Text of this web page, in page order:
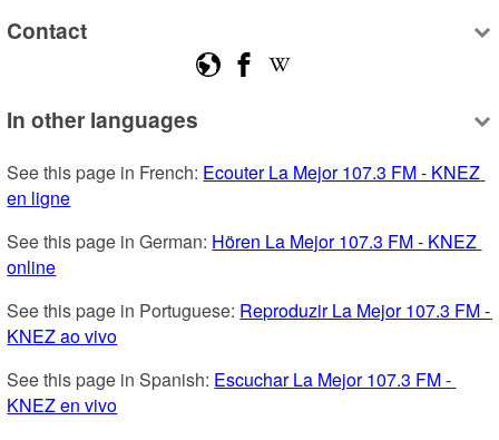
Contact
In other languages
See this page in French: Ecouter La Mejor 107.3 FM - KNEZ
en ligne
See this page in German: Hören La Mejor 107.3 FM - KNEZ
online
See this page in Portuguese: Reproduzir La Mejor 107.3 FM -
KNEZ ao vivo
See this page in Spanish: Escuchar La Mejor 107.3 FM -
KNEZ en vivo